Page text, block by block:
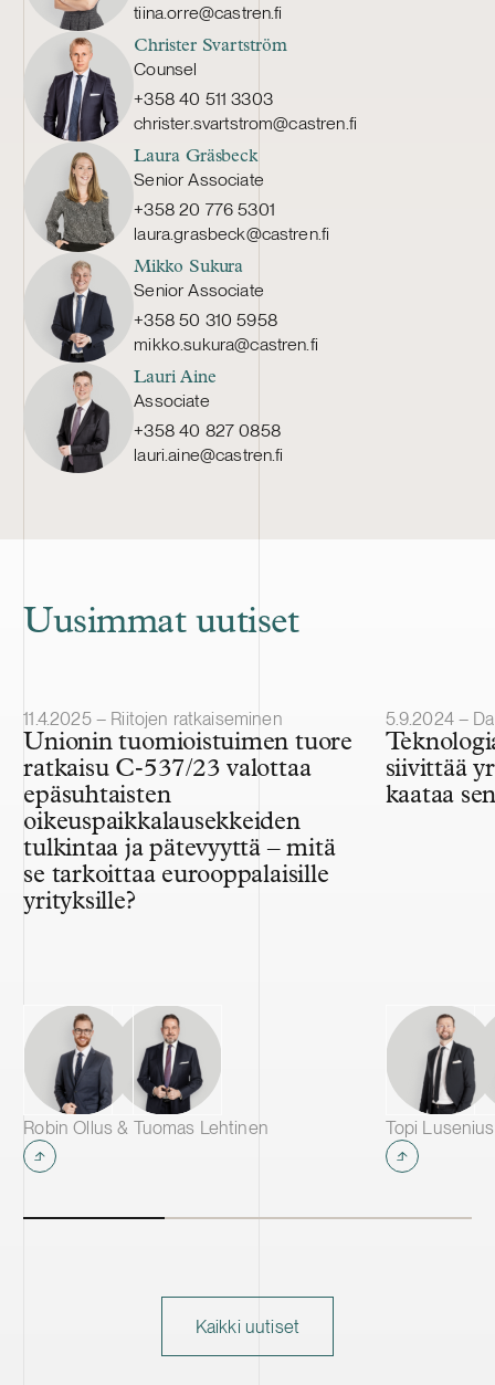
tiina.orre@castren.fi
Christer Svartström
Counsel
+358 40 511 3303
christer.svartstrom@castren.fi
Laura Gräsbeck
Senior Associate
+358 20 776 5301
laura.grasbeck@castren.fi
Mikko Sukura
Senior Associate
+358 50 310 5958
mikko.sukura@castren.fi
Lauri Aine
Associate
+358 40 827 0858
lauri.aine@castren.fi
Uusimmat uutiset
Julkaistu
11.4.2025 – Riitojen ratkaiseminen
Unionin tuomioistuimen tuore
ratkaisu C‑537/23 valottaa
epäsuhtaisten
oikeuspaikkalausekkeiden
tulkintaa ja pätevyyttä – mitä
se tarkoittaa eurooppalaisille
yrityksille?
Robin Ollus & Tuomas Lehtinen
Julkaistu
5.9.2024 –
siivittää
kaataa
Kaikki uutiset